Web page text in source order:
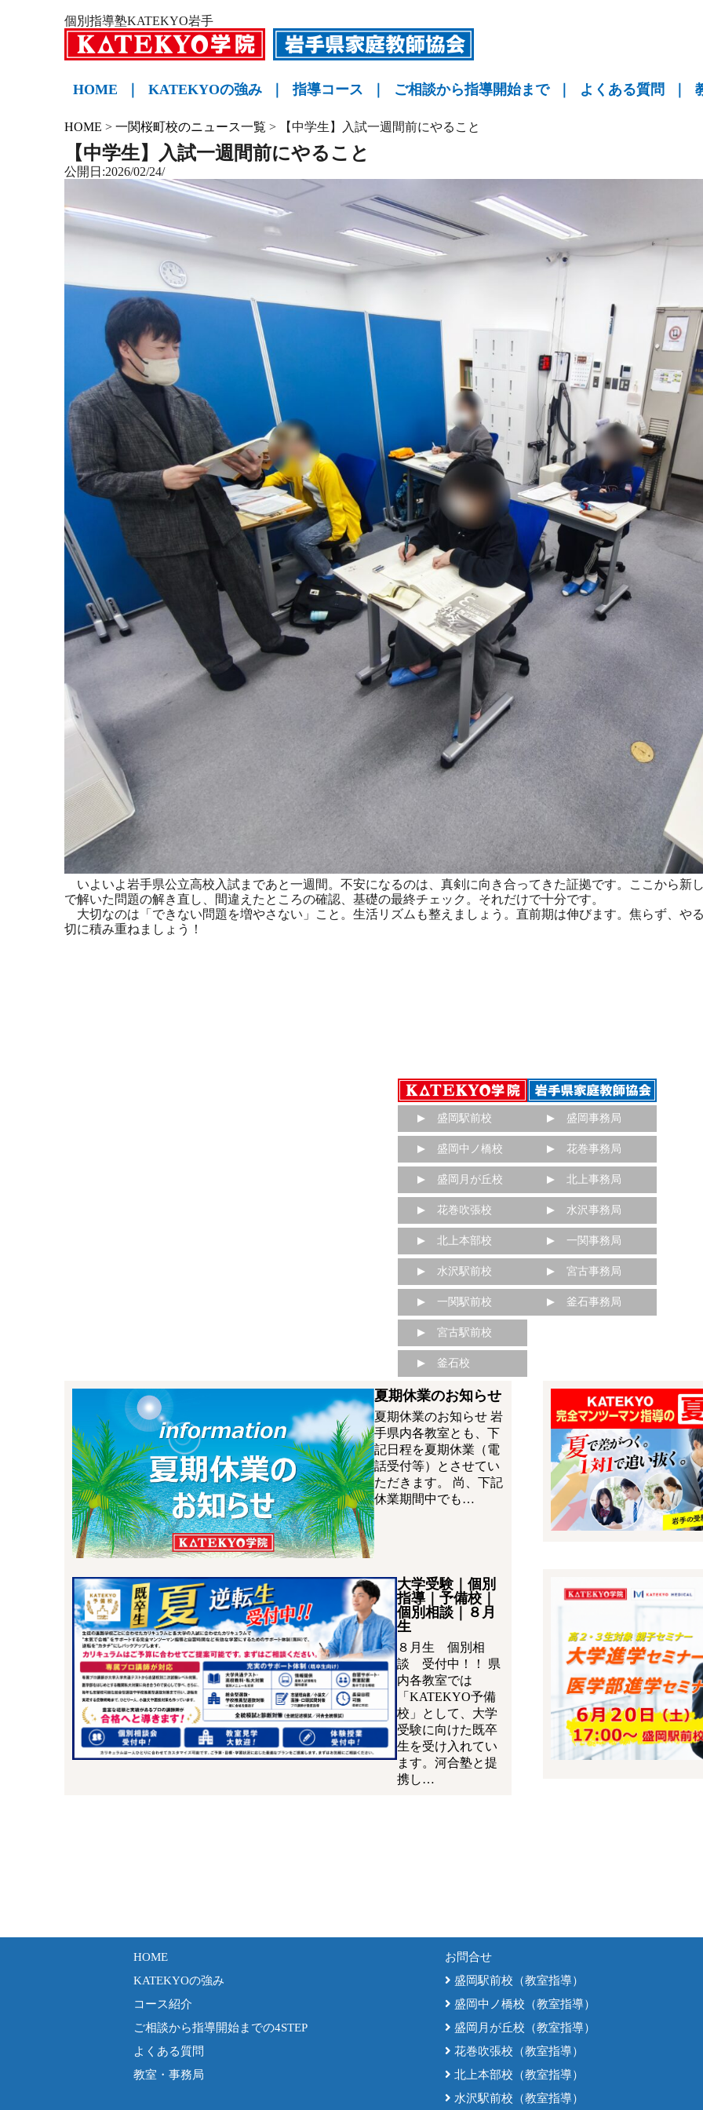
個別指導塾KATEKYO岩手
HOME KATEKYOの強み 指導コース
小学生指導
中学生指導
高校生指導
KATEKYO予備校
ご相談から指導開始まで よくある質問
HOME > 一関桜町校のニュース一覧 > 【中学生】入試一週間前にやること
【中学生】入試一週間前にやること
公開日:2026/02/24/
いよいよ岩手県公立高校入試まであと一週間。不安になるのは、真剣に向き合ってきた証拠です。ここから新
で解いた問題の解き直し、間違えたところの確認、基礎の最終チェック。それだけで十分です。
大切なのは「できない問題を増やさない」こと。生活リズムも整えましょう。直前期は伸びます。焦らず、や
切に積み重ねましょう！
盛岡駅前校
盛岡中ノ橋校
盛岡月が丘校
花巻吹張校
北上本部校
水沢駅前校
一関駅前校
宮古駅前校
釜石校
盛岡事務局
花巻事務局
北上事務局
水沢事務局
一関事務局
宮古事務局
釜石事務局
夏期休業のお知らせ
夏期休業のお知らせ 岩
手県内各教室とも、下
記日程を夏期休業（電
話受付等）とさせてい
ただきます。 尚、下記
休業期間中でも…
大学受験｜個別
指導｜予備校｜
個別相談｜８月
生
８月生 個別相
談 受付中！！ 県
内各教室では
「KATEKYO予備
校」として、大学
受験に向けた既卒
生を受け入れてい
ます。河合塾と提
携し…
HOME
KATEKYOの強み
コース紹介
ご相談から指導開始までの4STEP
よくある質問
教室・事務局
お問合せ
盛岡駅前校（教室指導）
盛岡中ノ橋校（教室指導）
盛岡月が丘校（教室指導）
花巻吹張校（教室指導）
北上本部校（教室指導）
水沢駅前校（教室指導）